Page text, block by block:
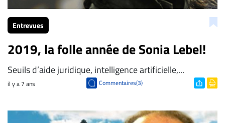
Entrevues
2019, la folle année de Sonia Lebel!
Seuils d’aide juridique, intelligence artificielle,...
il y a 7 ans Commentaires(3)